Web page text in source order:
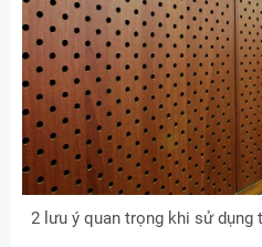
2 lưu ý quan trọng khi sử dụng